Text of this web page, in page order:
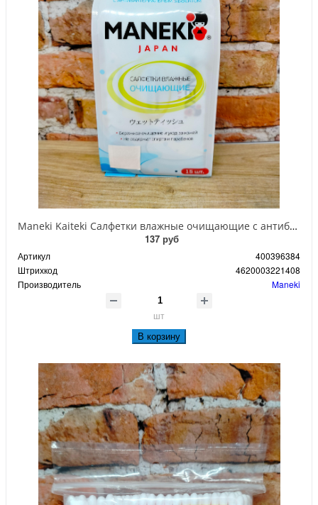
Maneki Kaiteki Салфетки влажные очищающие с антибактериальным эффектом 15 шт в индивидуальной упаковке
137 руб
Артикул
400396384
Штрихкод
4620003221408
Производитель
Maneki
шт
В корзину